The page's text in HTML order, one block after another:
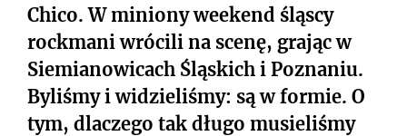
Chico. W miniony weekend śląscy
rockmani wrócili na scenę, grając w
Siemianowicach Śląskich i Poznaniu.
Byliśmy i widzieliśmy: są w formie. O
tym, dlaczego tak długo musieliśmy